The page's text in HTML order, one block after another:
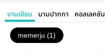
งานเขียน นามปากกา คอลเลคชัน
memerju (1)